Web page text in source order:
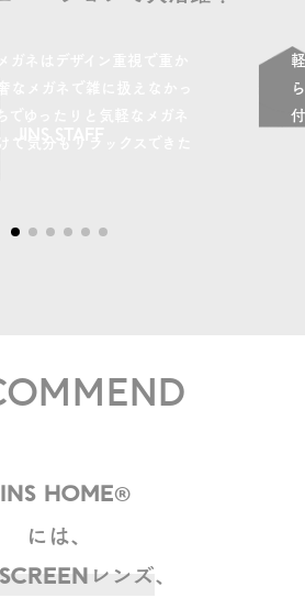
ガネはデザイン重視で重か
なメガネで雑に扱えなかっ
でゆったりと気軽なメガネ
で気分もリラックスできた
INS HOME®
に は、
SCREEN レンズ、